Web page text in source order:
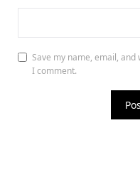
Save my name, email,
I comment.